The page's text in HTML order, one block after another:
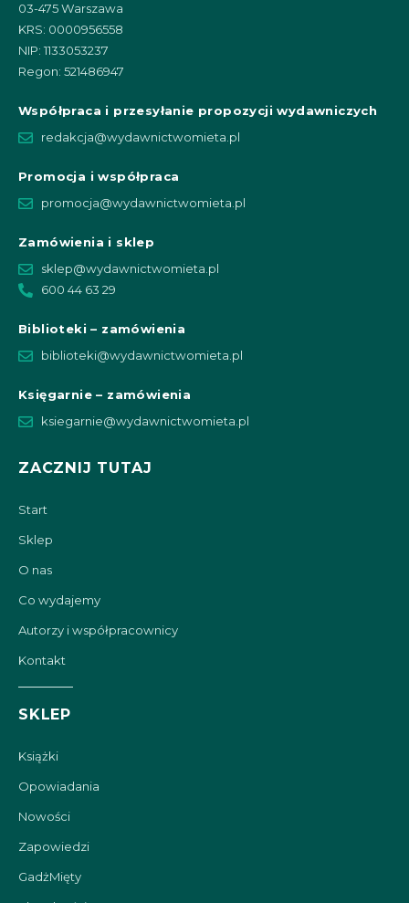
03-475 Warszawa
KRS: 0000956558
NIP: 1133053237
Regon: 521486947
Współpraca i przesyłanie propozycji wydawniczych
redakcja@wydawnictwomieta.pl
Promocja i współpraca
promocja@wydawnictwomieta.pl
Zamówienia i sklep
sklep@wydawnictwomieta.pl
600 44 63 29
Biblioteki – zamówienia
biblioteki@wydawnictwomieta.pl
Księgarnie – zamówienia
ksiegarnie@wydawnictwomieta.pl
ZACZNIJ TUTAJ
Start
Sklep
O nas
Co wydajemy
Autorzy i współpracownicy
Kontakt
SKLEP
Książki
Opowiadania
Nowości
Zapowiedzi
GadżMięty